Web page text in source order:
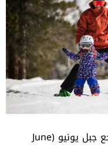
إذا كنت تخطط لرحلة عائلية، فإن منتجع جبل يونيو (June